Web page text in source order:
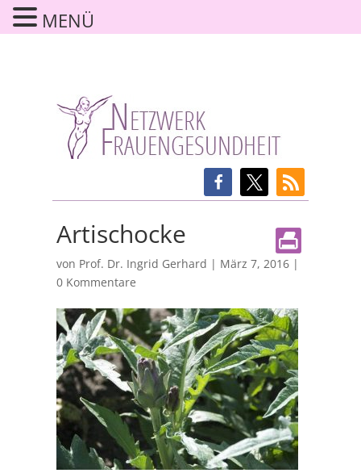
Artischocke
von Prof. Dr. Ingrid Gerhard | März 7, 2016|
0 Kommentare
MENÜ